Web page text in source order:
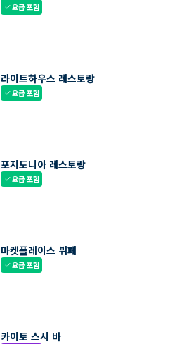
check요금 포함
라이트하우스 레스토랑
check요금 포함
포지도니아 레스토랑
check요금 포함
마켓플레이스 뷔페
check요금 포함
카이토 스시 바